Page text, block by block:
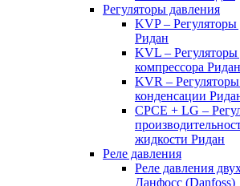
Регуляторы давления
KVP –
Ридан
KVL – Регуляторы
компрессора Ридан
KVR –
конденсации
CPCE + LG –
жидкости Ридан
Реле давления
Реле давления
Данфосс (Danfoss)